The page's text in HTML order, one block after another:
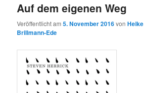
Auf dem eigenen Weg
Veröffentlicht am5. November 2016vonHeike
Brillmann-Ede